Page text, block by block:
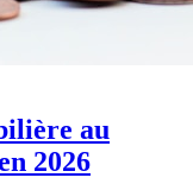
au
2026